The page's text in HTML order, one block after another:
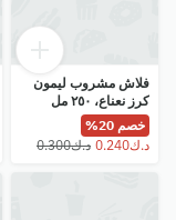
فلاش مشروب ليمون
كرز نعناع، ٢٥٠ مل
خصم 20%